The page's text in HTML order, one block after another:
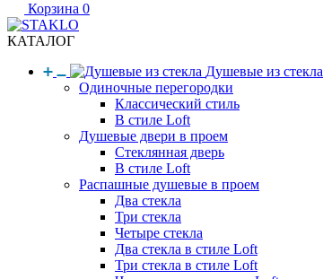
Корзина 0
КАТАЛОГ
Душевые из стекла
Одиночные перегородки
Классический стиль
В стиле Loft
Душевые двери в проем
Стеклянная дверь
В стиле Loft
Распашные душевые в проем
Два стекла
Три стекла
Четыре стекла
Два стекла в стиле Loft
Три стекла в стиле Loft